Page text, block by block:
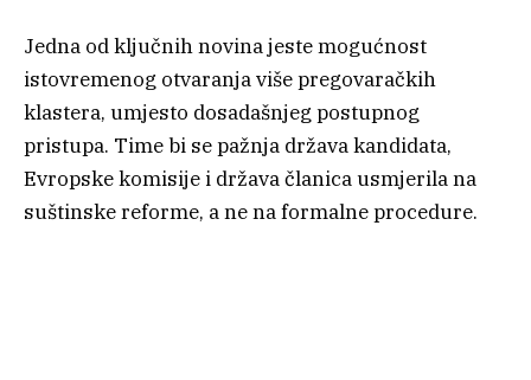
Jedna od ključnih novina jeste mogućnost
istovremenog otvaranja više pregovaračkih
klastera, umjesto dosadašnjeg postupnog
pristupa. Time bi se pažnja država kandidata,
Evropske komisije i država članica usmjerila na
suštinske reforme, a ne na formalne procedure.